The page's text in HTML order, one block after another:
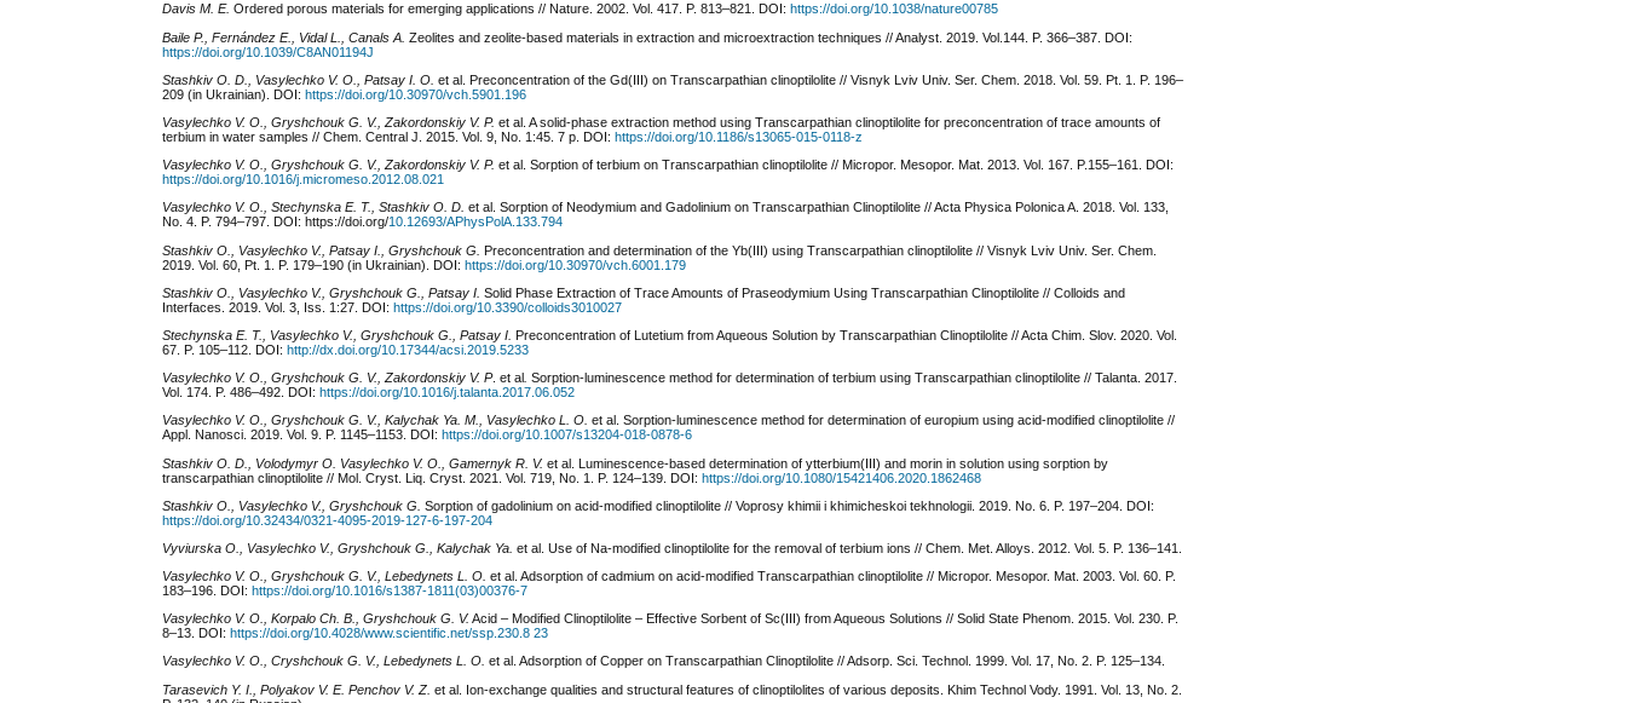
Davis M. E.Ordered porous materials for emerging applications // Nature.­ 2002. Vol. 417. P. 813–821. DOI: https://doi.org/10.1038/nature00785
Baile P., Fernández E., Vidal L., Canals A.Zeolites and zeolite-based materials in extraction and microextraction techniques // Analyst. 2019. Vol.144. P. 366–387. DOI:
https://doi.org/10.1039/С8AN01194J
StashkivO.D., Vasylechko V. O.,PatsayI.O.et al. Preconcentration of the Gd(III) on Transcarpathian clinoptilolite // Visnyk Lviv Univ. Ser. Chem. 2018. Vol. 59. Pt. 1. P. 196–
209 (in Ukrainian). DOI:https://doi.org/10.30970/vch.5901.196
Vasylechko V. O., Gryshchouk G. V., Zakordonskiy V. P. et al. A solid-phase extraction method using Transcarpathian clinoptilolite for preconcentration of trace amounts of
terbium in water samples // Chem. Central J. 2015. Vol. 9, No. 1:45. 7 p. DOI:https://doi.org/10.1186/s13065-015-0118-z
Vasylechko V. O., Gryshchouk G. V., Zakordonskiy V. P. et al. Sorption of terbium on Transcarpathian clinoptilolite // Micropor. Mesopor. Mat. 2013. Vol. 167. P.155–161. DOI:
https://doi.org/10.1016/j.micromeso.2012.08.021
Vasylechko V. O.,StechynskaE. T.,StashkivO. D. et al. Sorption of Neodymium and Gadolinium on Transcarpathian Clinoptilolite // Acta Physica Polonica A. 2018. Vol. 133,
No. 4. P. 794–797. DOI: https://doi.org/10.12693/APhysPolA.133.794
Stashkiv O., Vasylechko V.,Patsay I., Gryshchouk G. Preconcentration and determination of the Yb(III) using Transcarpathian clinoptilolite // Visnyk Lviv Univ. Ser. Chem.
2019. Vol. 60, Pt. 1. P. 179–190 (in Ukrainian). DOI:https://doi.org/10.30970/vch.6001.179
Stashkiv O., Vasylechko V., Gryshchouk G., Patsay I. Solid Phase Extraction of Trace Amounts of Praseodymium Using Transcarpathian Clinoptilolite // Colloids and
Interfaces. 2019. Vol. 3, Iss. 1:27. DOI:https://doi.org/10.3390/colloids3010027
Stechynska E. T., Vasylechko V., Gryshchouk G., Patsay I. Preconcentration of Lutetium from Aqueous Solution by Transcarpathian Clinoptilolite // Acta Chim. Slov. 2020. Vol.
67. P. 105–112. DOI:http://dx.doi.org/10.17344/acsi.2019.5233
Vasylechko V. O., Gryshchouk G. V., Zakordonskiy V. P. et al Sorption-luminescence method for determination of terbium using Transcarpathian clinoptilolite // Talanta. 2017.
Vol. 174. P. 486–492. DOI:https://doi.org/10.1016/j.talanta.2017.06.052
Vasylechko V. O., Gryshchouk G. V., Kalychak Ya. M., Vasylechko L. O.et al. Sorption-luminescence method for determination of europium using acid-modified clinoptilolite //
Appl. Nanosci. 2019. Vol. 9. P. 1145–1153. DOI: https://doi.org/10.1007/s13204-018-0878-6
Stashkiv O. D., Volodymyr O. Vasylechko V. O., Gamernyk R. V.et al. Luminescence-based determination of ytterbium(III) and morin in solution using sorption by
transcarpathian clinoptilolite // Mol. Cryst. Liq. Cryst. 2021. Vol. 719, No. 1. P. 124–139. DOI:https://doi.org/10.1080/15421406.2020.1862468
Stashkiv O., Vasylechko V., Gryshchouk G. Sorption of gadolinium on acid-modified clinoptilolite // Voprosy khimii i khimicheskoi tekhnologii. 2019. No. 6. P. 197–204. DOI:
https://doi.org/10.32434/0321-4095-2019-127-6-197-204
Vyviurska O ., Vasylechko V., Gryshchouk G ., Kalychak Ya .et al. Use of Na-modified clinoptilolite for the removal of terbium ions // Chem. Met. Alloys. 2012. Vol. 5. P. 136–141.
Vasylechko V. O., Gryshchouk G. V., Lebedynets L. O. et al. Adsorption of cadmium on acid-modified Transcarpathian clinoptilolite // Micropor. Mesopor. Mat. 2003. Vol. 60. P.
183–196. DOI:https://doi.org/10.1016/s1387-1811(03)00376-7
Vasylechko V. O., Korpalo Ch. B., Gryshchouk G. V. Acid – Modified Clinoptilolite – Effective Sorbent of Sc(III) from Aqueous Solutions // Solid State Phenom. 2015. Vol. 230. P.
8–13. DOI: https://doi.org/10.4028/www.scientific.net/ssp.230.8 23
Vasylechko V. O., Cryshchouk G. V., Lebedynets L. O. et al. Adsorption of Copper on Transcarpathian Сlinoptilolite // Adsorp. Sci. Technol. 1999. Vol. 17, No. 2. P. 125–134.
Tarasevich Y. I., Polyakov V. E. Penchov V. Z. et al. Ion-exchange qualities and structural features of clinoptilolites of various deposits. Khim Technol Vody. 1991. Vol. 13, No. 2.